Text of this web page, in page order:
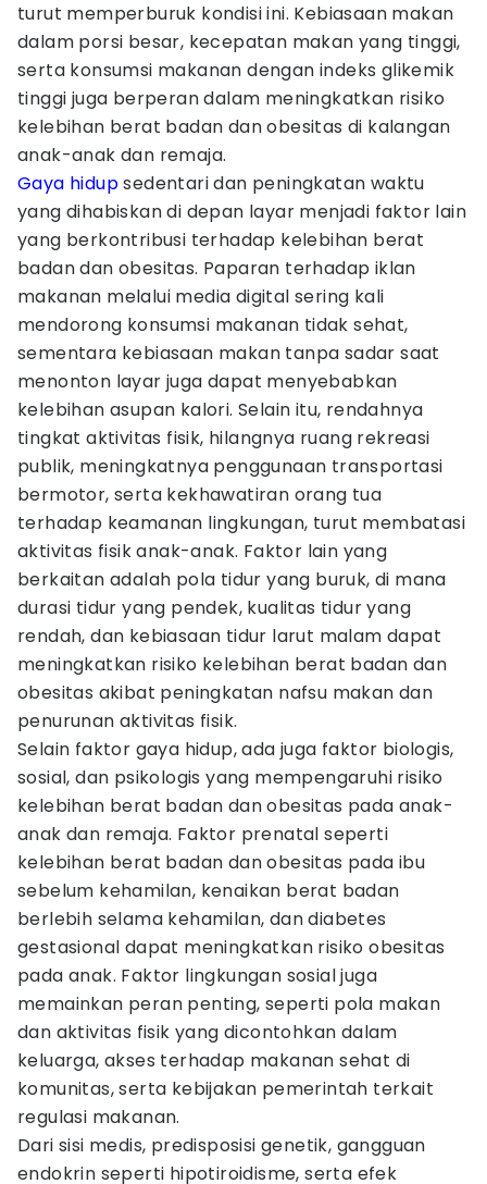
turut memperburuk kondisi ini. Kebiasaan makan
dalam porsi besar, kecepatan makan yang tinggi,
serta konsumsi makanan dengan indeks glikemik
tinggi juga berperan dalam meningkatkan risiko
kelebihan berat badan dan obesitas di kalangan
anak-anak dan remaja.
Gaya hidupsedentari dan peningkatan waktu
yang dihabiskan di depan layar menjadi faktor lain
yang berkontribusi terhadap kelebihan berat
badan dan obesitas. Paparan terhadap iklan
makanan melalui media digital sering kali
mendorong konsumsi makanan tidak sehat,
sementara kebiasaan makan tanpa sadar saat
menonton layar juga dapat menyebabkan
kelebihan asupan kalori. Selain itu, rendahnya
tingkat aktivitas fisik, hilangnya ruang rekreasi
publik, meningkatnya penggunaan transportasi
bermotor, serta kekhawatiran orang tua
terhadap keamanan lingkungan, turut membatasi
aktivitas fisik anak-anak. Faktor lain yang
berkaitan adalah pola tidur yang buruk, di mana
durasi tidur yang pendek, kualitas tidur yang
rendah, dan kebiasaan tidur larut malam dapat
meningkatkan risiko kelebihan berat badan dan
obesitas akibat peningkatan nafsu makan dan
penurunan aktivitas fisik.
Selain faktor gaya hidup, ada juga faktor biologis,
sosial, dan psikologis yang mempengaruhi risiko
kelebihan berat badan dan obesitas pada anak-
anak dan remaja. Faktor prenatal seperti
kelebihan berat badan dan obesitas pada ibu
sebelum kehamilan, kenaikan berat badan
berlebih selama kehamilan, dan diabetes
gestasional dapat meningkatkan risiko obesitas
pada anak. Faktor lingkungan sosial juga
memainkan peran penting, seperti pola makan
dan aktivitas fisik yang dicontohkan dalam
keluarga, akses terhadap makanan sehat di
komunitas, serta kebijakan pemerintah terkait
regulasi makanan.
Dari sisi medis, predisposisi genetik, gangguan
endokrin seperti hipotiroidisme, serta efek